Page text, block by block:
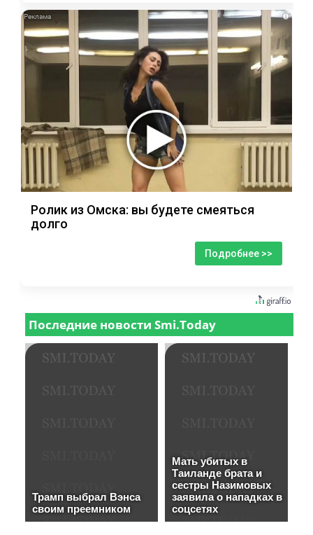
i
Ролик из Омска: вы будете смеяться
долго
Подробнее >>